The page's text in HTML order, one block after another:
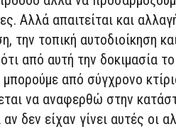
Αλλά απαιτείται και
την τοπική αυτοδιοίκηση
από αυτή την δοκιμασία
από σύγχρονο
να αναφερθώ στην
δεν είχαν γίνει αυτές οι